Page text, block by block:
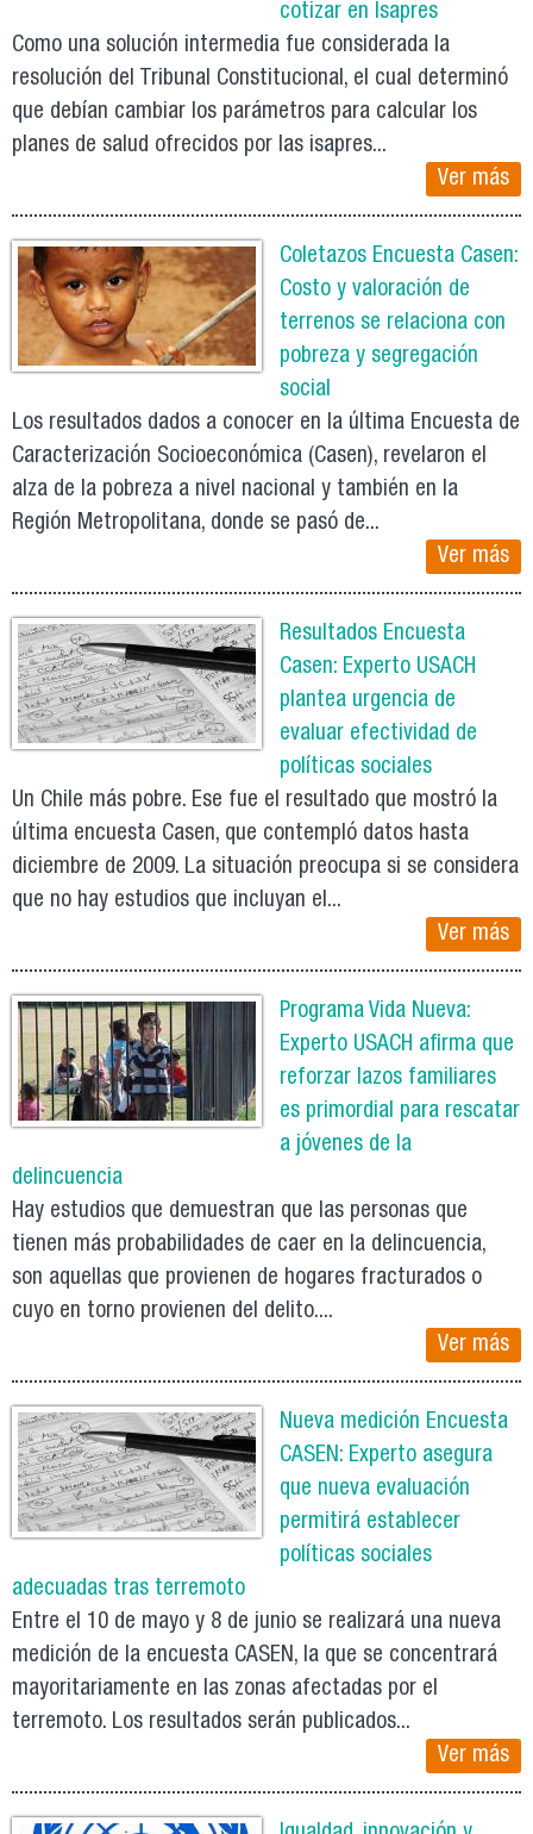
cotizar en Isapres
Como una solución intermedia fue considerada la
resolución del Tribunal Constitucional, el cual determinó
que debían cambiar los parámetros para calcular los
planes de salud ofrecidos por las isapres...
Ver más
Coletazos Encuesta Casen:
Costo y valoración de
terrenos se relaciona con
pobreza y segregación
social
Los resultados dados a conocer en la última Encuesta de
Caracterización Socioeconómica (Casen), revelaron el
alza de la pobreza a nivel nacional y también en la
Región Metropolitana, donde se pasó de...
Ver más
Resultados Encuesta
Casen: Experto USACH
plantea urgencia de
evaluar efectividad de
políticas sociales
Un Chile más pobre. Ese fue el resultado que mostró la
última encuesta Casen, que contempló datos hasta
diciembre de 2009. La situación preocupa si se considera
que no hay estudios que incluyan el...
Ver más
Programa Vida Nueva:
Experto USACH afirma que
reforzar lazos familiares
es primordial para rescatar
a jóvenes de la
delincuencia
Hay estudios que demuestran que las personas que
tienen más probabilidades de caer en la delincuencia,
son aquellas que provienen de hogares fracturados o
cuyo en torno provienen del delito....
Ver más
Nueva medición Encuesta
CASEN: Experto asegura
que nueva evaluación
permitirá establecer
políticas sociales
adecuadas tras terremoto
Entre el 10 de mayo y 8 de junio se realizará una nueva
medición de la encuesta CASEN, la que se concentrará
mayoritariamente en las zonas afectadas por el
terremoto. Los resultados serán publicados...
Ver más